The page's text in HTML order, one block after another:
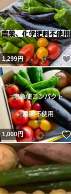
1,299円
1,000円